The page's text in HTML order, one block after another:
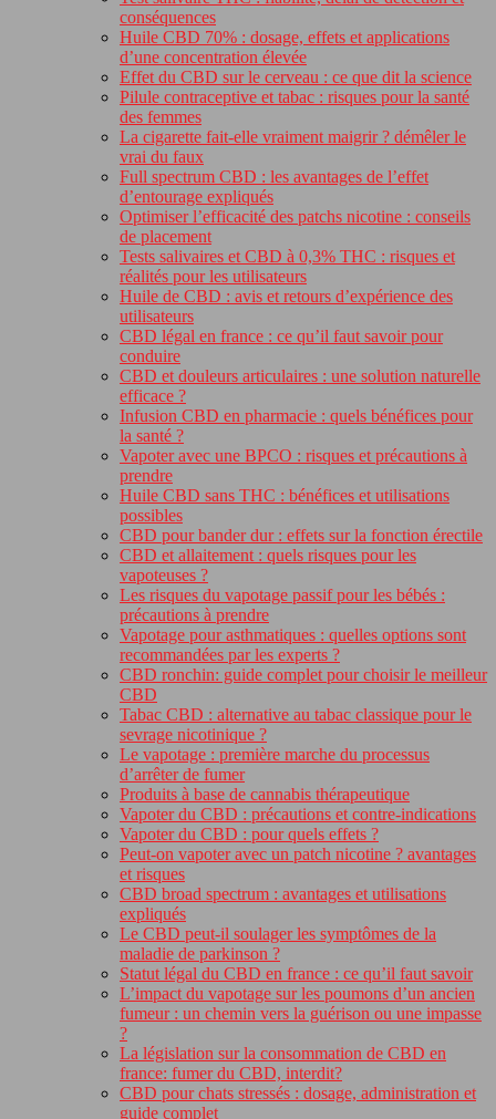
conséquences
Huile CBD 70% : dosage, effets et applications
d’une concentration élevée
Effet du CBD sur le cerveau : ce que dit la science
Pilule contraceptive et tabac : risques pour la santé
des femmes
La cigarette fait-elle vraiment maigrir ? démêler le
vrai du faux
Full spectrum CBD : les avantages de l’effet
d’entourage expliqués
Optimiser l’efficacité des patchs nicotine : conseils
de placement
Tests salivaires et CBD à 0,3% THC : risques et
réalités pour les utilisateurs
Huile de CBD : avis et retours d’expérience des
utilisateurs
CBD légal en france : ce qu’il faut savoir pour
conduire
CBD et douleurs articulaires : une solution naturelle
efficace ?
Infusion CBD en pharmacie : quels bénéfices pour
la santé ?
Vapoter avec une BPCO : risques et précautions à
prendre
Huile CBD sans THC : bénéfices et utilisations
possibles
CBD pour bander dur : effets sur la fonction érectile
CBD et allaitement : quels risques pour les
vapoteuses ?
Les risques du vapotage passif pour les bébés :
précautions à prendre
Vapotage pour asthmatiques : quelles options sont
recommandées par les experts ?
CBD ronchin: guide complet pour choisir le meilleur
CBD
Tabac CBD : alternative au tabac classique pour le
sevrage nicotinique ?
Le vapotage : première marche du processus
d’arrêter de fumer
Produits à base de cannabis thérapeutique
Vapoter du CBD : précautions et contre-indications
Vapoter du CBD : pour quels effets ?
Peut-on vapoter avec un patch nicotine ? avantages
et risques
CBD broad spectrum : avantages et utilisations
expliqués
Le CBD peut-il soulager les symptômes de la
maladie de parkinson ?
Statut légal du CBD en france : ce qu’il faut savoir
L’impact du vapotage sur les poumons d’un ancien
fumeur : un chemin vers la guérison ou une impasse
?
La législation sur la consommation de CBD en
france: fumer du CBD, interdit?
CBD pour chats stressés : dosage, administration et
guide complet